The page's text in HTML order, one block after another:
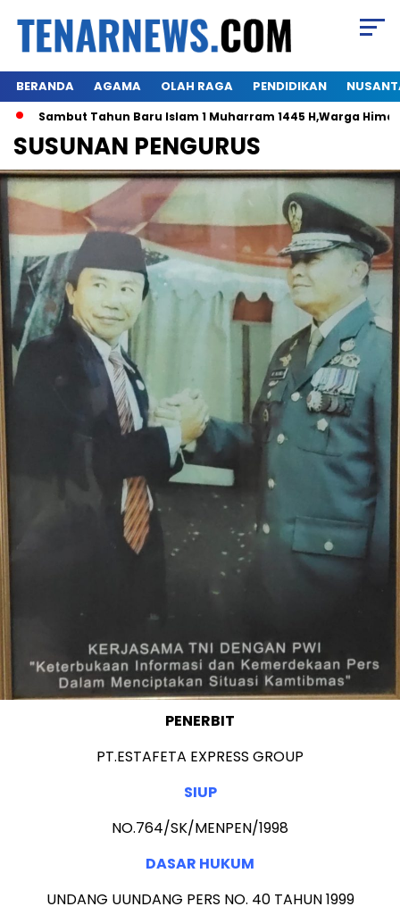
BERANDA AGAMA OLAH RAGA PENDIDIKAN
Tahun Baru Islam 1 Muharram 1445 H,Warga Himalo
SUSUNAN PENGURUS
PENERBIT
PT.ESTAFETA EXPRESS GROUP
SIUP
NO.764/SK/MENPEN/1998
DASAR HUKUM
UNDANG UUNDANG PERS NO. 40 TAHUN 1999